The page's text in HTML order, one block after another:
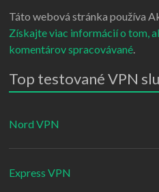
Táto webová stránka používa
Získajte viac informácií o tom,
komentárov spracovávané.
Top testované VPN
Nord VPN
Express VPN